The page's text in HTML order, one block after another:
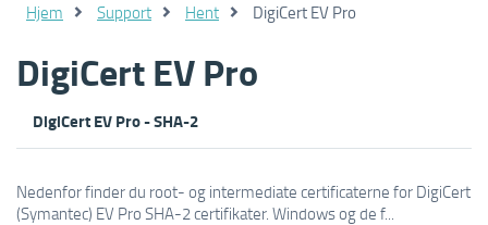
Hjem Support Hent DigiCert EV Pro
DigiCert EV Pro
DigiCert EV Pro - SHA-2
Nedenfor finder du root- og intermediate certificaterne for DigiCert
(Symantec) EV Pro SHA-2 certifikater. Windows og de f...